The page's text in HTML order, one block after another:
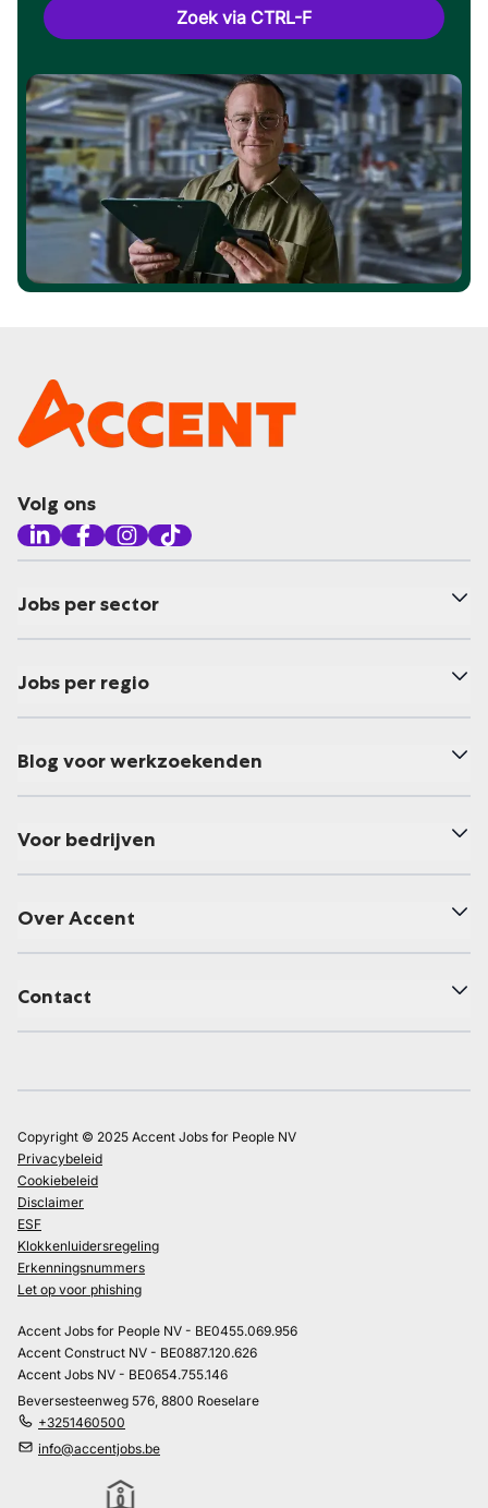
Zoek via CTRL-F
Volg ons
Jobs per sector
Jobs per regio
Blog voor werkzoekenden
Voor bedrijven
Over Accent
Contact
Copyright © 2025 Accent Jobs for People NV
Privacybeleid
Cookiebeleid
Disclaimer
ESF
Klokkenluidersregeling
Erkenningsnummers
Let op voor phishing
Accent Jobs for People NV - BE0455.069.956
Accent Construct NV - BE0887.120.626
Accent Jobs NV - BE0654.755.146
Beversesteenweg 576, 8800 Roeselare
+3251460500
info@accentjobs.be